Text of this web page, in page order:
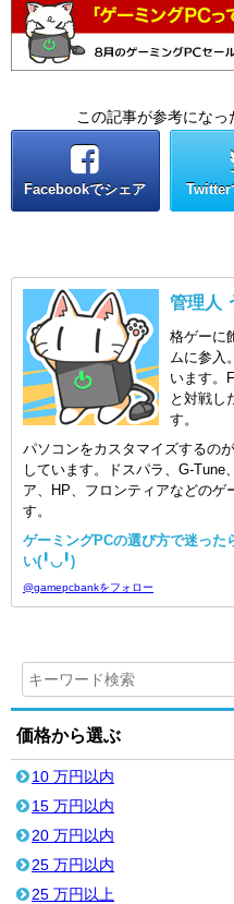
この記事が参考になっ
Facebookでシェア Twitter
管理人
格ゲーに
ムに参入
います。
と対戦し
す。
パソコンをカスタマイズするの
しています。ドスパラ、G-Tune
ア、HP、フロンティアなどのゲ
す。
ゲーミングPCの選び方で迷った
い(╹◡╹)
@gamepcbankをフォロー
価格から選ぶ
10 万円以内
15 万円以内
20 万円以内
25 万円以内
25 万円以上